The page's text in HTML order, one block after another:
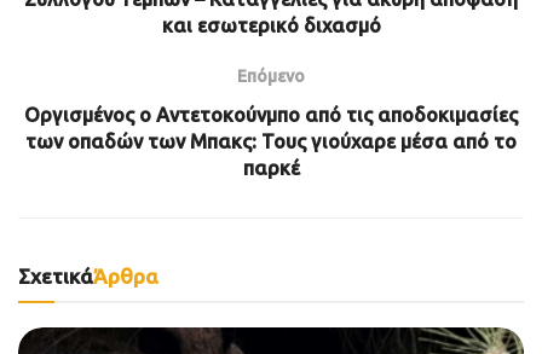
και εσωτερικό διχασμό
Επόμενο
Οργισμένος ο Αντετοκούνμπο από τις αποδοκιμασίες
των οπαδών των Μπακς: Τους γιούχαρε μέσα από το
παρκέ
ΣχετικάΆρθρα